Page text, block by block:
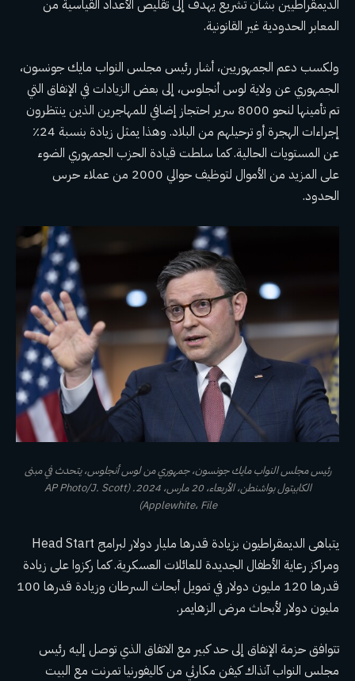
الديمقراطيين بشأن تشريع يهدف إلى تقليص الأعداد القياسية من
المعابر الحدودية غير القانونية.
ولكسب دعم الجمهوريين، أشار رئيس مجلس النواب مايك جونسون،
الجمهوري عن ولاية لوس أنجلوس، إلى بعض الزيادات في الإنفاق التي
تم تأمينها لنحو 8000 سرير احتجاز إضافي للمهاجرين الذين ينتظرون
إجراءات الهجرة أو ترحيلهم من البلاد. وهذا يمثل زيادة بنسبة 24٪
عن المستويات الحالية. كما سلطت قيادة الحزب الجمهوري الضوء
على المزيد من الأموال لتوظيف حوالي 2000 من عملاء حرس
الحدود.
رئيس مجلس النواب مايك جونسون، جمهوري من لوس أنجلوس، يتحدث في مبنى
الكابيتول بواشنطن، الأربعاء، 20 مارس، 2024. (AP Photo/J. Scott
Applewhite، File)
يتباهى الديمقراطيون بزيادة قدرها مليار دولار لبرامج Head Start
ومراكز رعاية الأطفال الجديدة للعائلات العسكرية. كما ركزوا على زيادة
قدرها 120 مليون دولار في تمويل أبحاث السرطان وزيادة قدرها 100
مليون دولار لأبحاث مرض الزهايمر.
تتوافق حزمة الإنفاق إلى حد كبير مع الاتفاق الذي توصل إليه رئيس
مجلس النواب آنذاك كيفن مكارثي من كاليفورنياتمرنت مع البيت